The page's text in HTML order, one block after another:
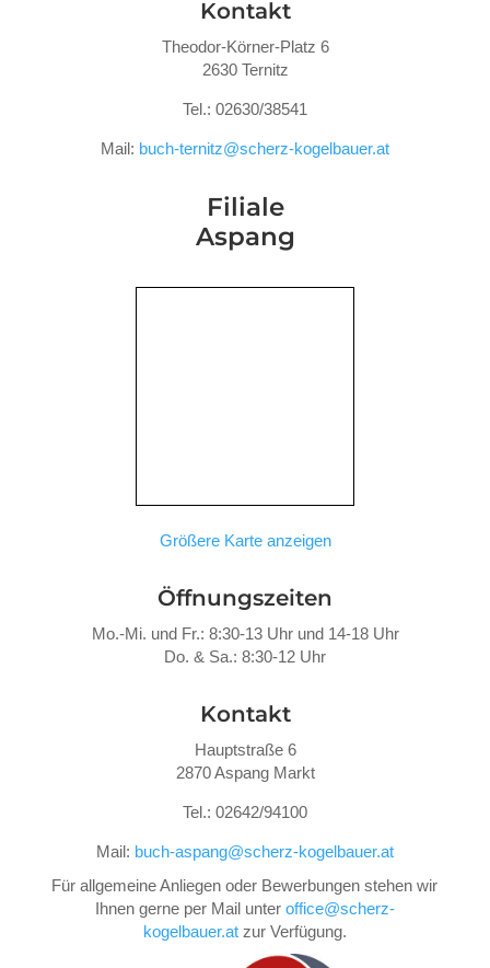
Kontakt
Theodor-Körner-Platz 6
2630 Ternitz
Tel.: 02630/38541
Mail: buch-ternitz@scherz-kogelbauer.at
Filiale
Aspang
Größere Karte anzeigen
Öffnungszeiten
Mo.-Mi. und Fr.: 8:30-13 Uhr und 14-18 Uhr
Do. & Sa.: 8:30-12 Uhr
Kontakt
Hauptstraße 6
2870 Aspang Markt
Tel.: 02642/94100
Mail: buch-aspang@scherz-kogelbauer.at
Für allgemeine Anliegen oder Bewerbungen stehen wir
Ihnen gerne per Mail unter office@scherz-
kogelbauer.atzur Verfügung.